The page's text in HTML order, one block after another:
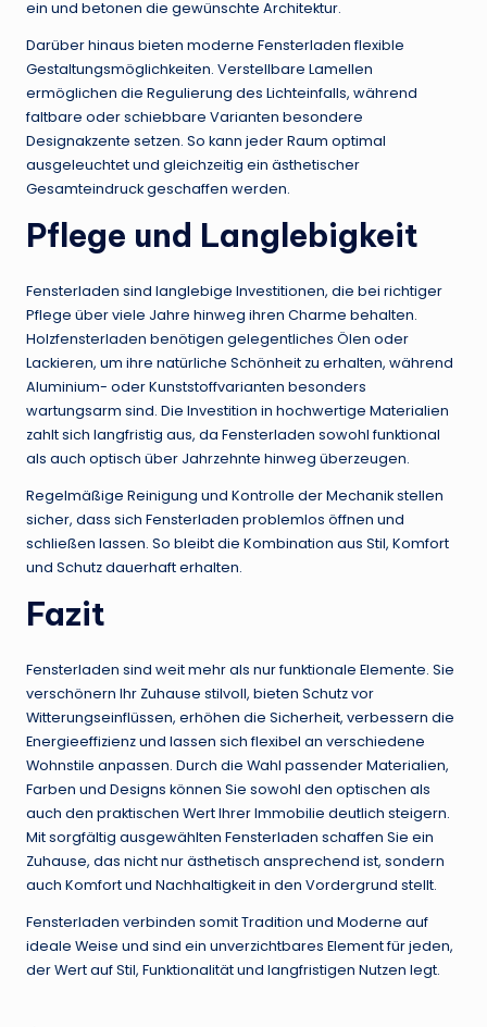
ein und betonen die gewünschte Architektur.
Darüber hinaus bieten moderne Fensterladen flexible
Gestaltungsmöglichkeiten. Verstellbare Lamellen
ermöglichen die Regulierung des Lichteinfalls, während
faltbare oder schiebbare Varianten besondere
Designakzente setzen. So kann jeder Raum optimal
ausgeleuchtet und gleichzeitig ein ästhetischer
Gesamteindruck geschaffen werden.
Pflege und Langlebigkeit
Fensterladen sind langlebige Investitionen, die bei richtiger
Pflege über viele Jahre hinweg ihren Charme behalten.
Holzfensterladen benötigen gelegentliches Ölen oder
Lackieren, um ihre natürliche Schönheit zu erhalten, während
Aluminium- oder Kunststoffvarianten besonders
wartungsarm sind. Die Investition in hochwertige Materialien
zahlt sich langfristig aus, da Fensterladen sowohl funktional
als auch optisch über Jahrzehnte hinweg überzeugen.
Regelmäßige Reinigung und Kontrolle der Mechanik stellen
sicher, dass sich Fensterladen problemlos öffnen und
schließen lassen. So bleibt die Kombination aus Stil, Komfort
und Schutz dauerhaft erhalten.
Fazit
Fensterladen sind weit mehr als nur funktionale Elemente. Sie
verschönern Ihr Zuhause stilvoll, bieten Schutz vor
Witterungseinflüssen, erhöhen die Sicherheit, verbessern die
Energieeffizienz und lassen sich flexibel an verschiedene
Wohnstile anpassen. Durch die Wahl passender Materialien,
Farben und Designs können Sie sowohl den optischen als
auch den praktischen Wert Ihrer Immobilie deutlich steigern.
Mit sorgfältig ausgewählten Fensterladen schaffen Sie ein
Zuhause, das nicht nur ästhetisch ansprechend ist, sondern
auch Komfort und Nachhaltigkeit in den Vordergrund stellt.
Fensterladen verbinden somit Tradition und Moderne auf
ideale Weise und sind ein unverzichtbares Element für jeden,
der Wert auf Stil, Funktionalität und langfristigen Nutzen legt.